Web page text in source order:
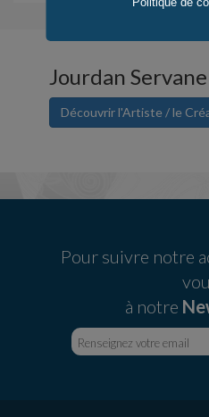
Jourdan Servane
Découvrir l'Artiste / le
Pour suivre notre
à notre